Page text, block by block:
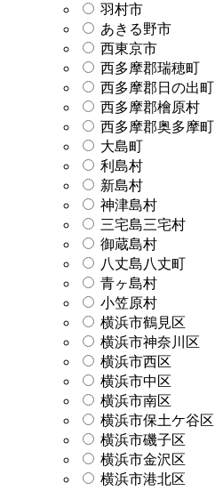
羽村市
あきる野市
西東京市
西多摩郡瑞穂町
西多摩郡日の出町
西多摩郡檜原村
西多摩郡奥多摩町
大島町
利島村
新島村
神津島村
三宅島三宅村
御蔵島村
八丈島八丈町
青ヶ島村
小笠原村
横浜市鶴見区
横浜市神奈川区
横浜市西区
横浜市中区
横浜市南区
横浜市保土ケ谷区
横浜市磯子区
横浜市金沢区
横浜市港北区